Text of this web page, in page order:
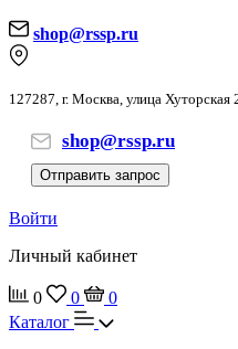
shop@rssp.ru
127287, г. Москва, улица
shop@rssp.ru
Отправить запрос
Войти
Личный кабинет
0 0
0
Каталог